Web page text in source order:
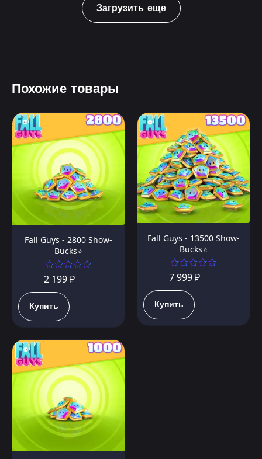
Загрузить еще
Похожие товары
Fall Guys - 2800 Show-
Bucks⭐️
2 199 ₽
Купить
Fall Guys - 13500 Show-
Bucks⭐️
7 999 ₽
Купить